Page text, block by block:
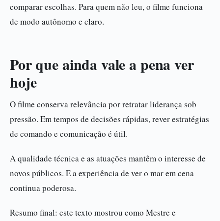
comparar escolhas. Para quem não leu, o filme funciona
de modo autônomo e claro.
Por que ainda vale a pena ver
hoje
O filme conserva relevância por retratar liderança sob
pressão. Em tempos de decisões rápidas, rever estratégias
de comando e comunicação é útil.
A qualidade técnica e as atuações mantêm o interesse de
novos públicos. E a experiência de ver o mar em cena
continua poderosa.
Resumo final: este texto mostrou como Mestre e